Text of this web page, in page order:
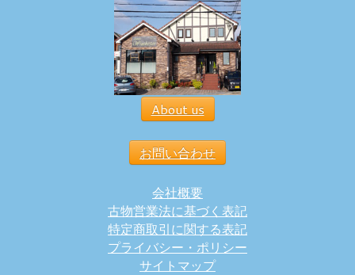
About us
お問い合わせ
会社概要
古物営業法に基づく表記
特定商取引に関する表記
プライバシー・ポリシー
サイトマップ